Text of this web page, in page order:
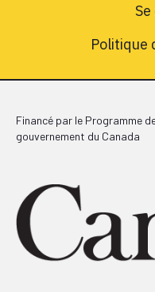
Politique
Financé par le Programme
gouvernement du Canada